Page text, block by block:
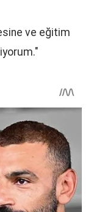
ve eğitim